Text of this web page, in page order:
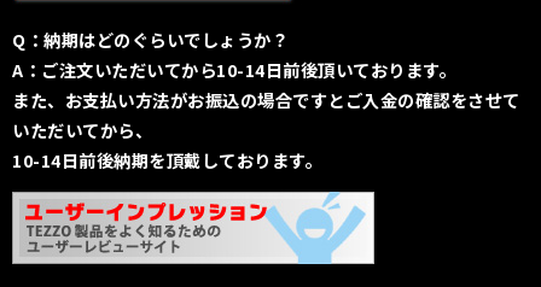
Q：納期はどのぐらいでしょうか？
A：ご注文いただいてから10-14日前後頂いております。
また、お支払い方法がお振込の場合ですとご入金の確認をさせて
いただいてから、
10-14日前後納期を頂戴しております。